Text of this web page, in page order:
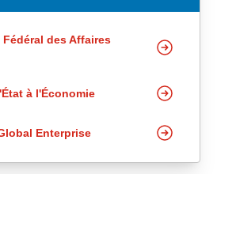
Fédéral des Affaires
à l'Économie
Enterprise